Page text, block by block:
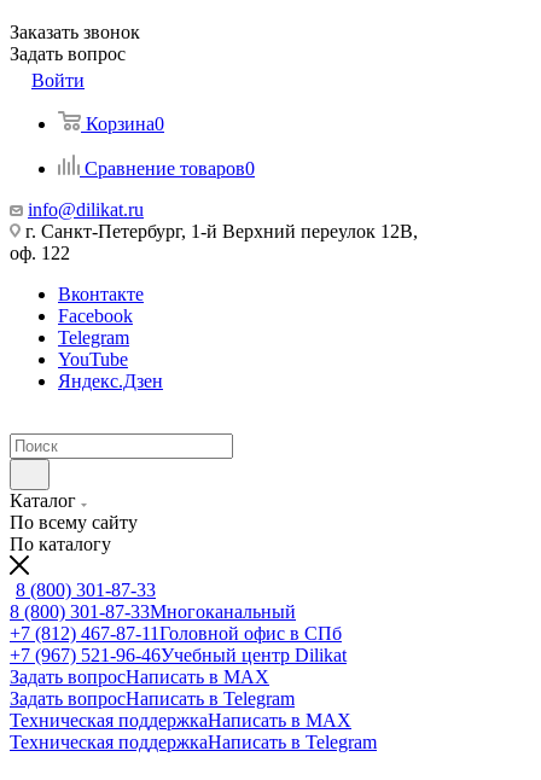
Заказать звонок
Задать вопрос
Войти
Корзина0
Сравнение товаров0
info@dilikat.ru
г. Санкт-Петербург, 1-й Верхний переулок 12В,
оф. 122
Вконтакте
Facebook
Telegram
YouTube
Яндекс.Дзен
Каталог
По всему сайту
По каталогу
8 (800) 301-87-33
8 (800) 301-87-33Многоканальный
+7 (812) 467-87-11Головной офис в СПб
+7 (967) 521-96-46Учебный центр Dilikat
Задать вопросНаписать в MAX
Задать вопросНаписать в Telegram
Техническая поддержкаНаписать в MAX
Техническая поддержкаНаписать в Telegram